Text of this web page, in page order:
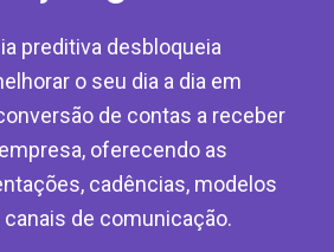
preditiva desbloqueia
o seu dia a dia em
de contas a receber
oferecendo as
cadências, modelos
de comunicação.